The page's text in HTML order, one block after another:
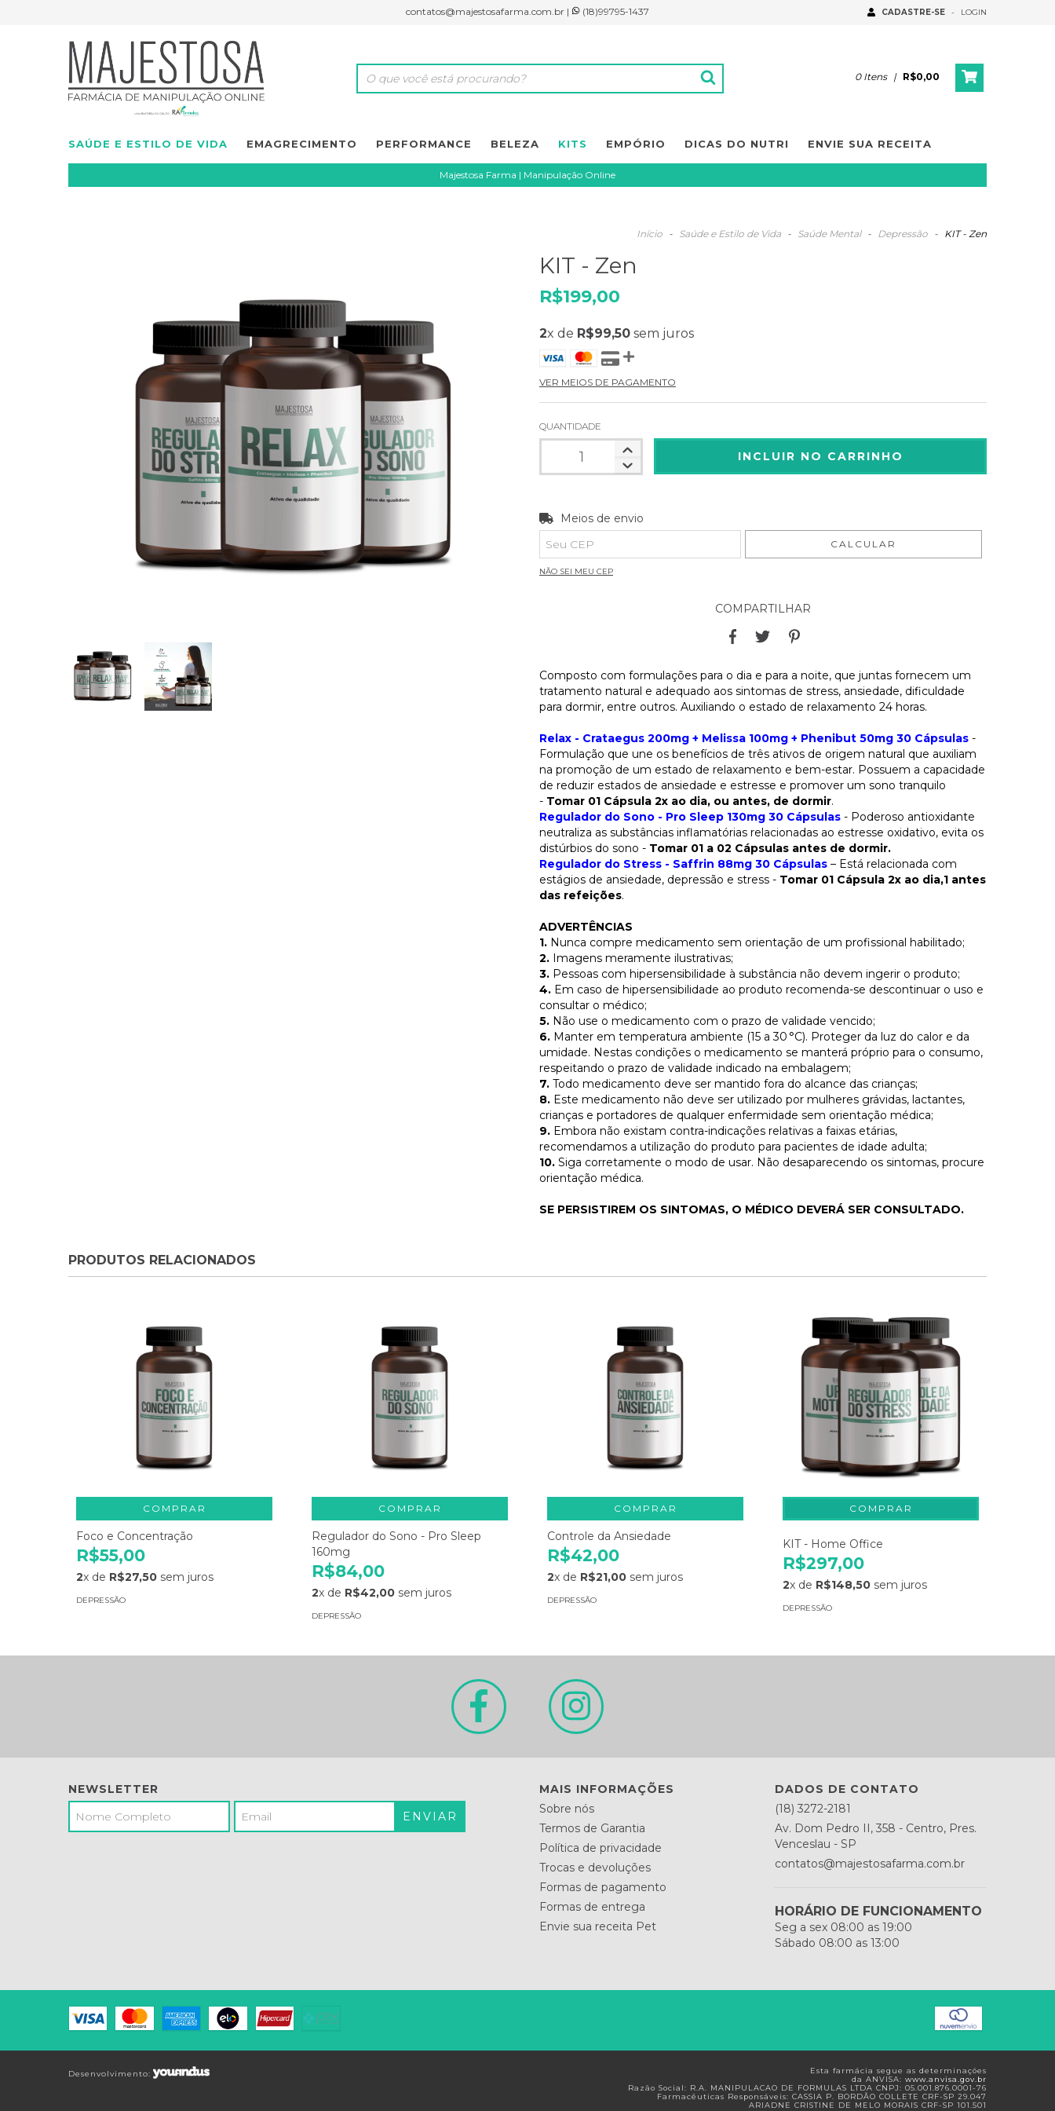
contatos@majestosafarma.com.br | (18)99795-1437 CADASTRE-SE - LOGIN
0 Itens | R$0,00
SAÚDE E ESTILO DE VIDA EMAGRECIMENTO PERFORMANCE BELEZA KITS EMPÓRIO DICAS DO NUTRI ENVIE SUA RECEITA
Majestosa Farma | Manipulação Online
Início - Saúde e Estilo de Vida - Saúde Mental - Depressão - KIT - Zen
KIT - Zen
R$199,00
2x de R$99,50 sem juros
VER MEIOS DE PAGAMENTO
QUANTIDADE
Entregas para o CEP:
Meios de envio
CALCULAR
NÃO SEI MEU CEP
COMPARTILHAR
Composto com formulações para o dia e para a noite, que juntas fornecem um
tratamento natural e adequado aos sintomas de stress, ansiedade, dificuldade
para dormir, entre outros. Auxiliando o estado de relaxamento 24 horas.
Relax - Crataegus 200mg + Melissa 100mg + Phenibut 50mg 30 Cápsulas -
Formulação que une os benefícios de três ativos de origem natural que auxiliam
na promoção de um estado de relaxamento e bem-estar. Possuem a capacidade
de reduzir estados de ansiedade e estresse e promover um sono tranquilo
- Tomar 01 Cápsula 2x ao dia, ou antes, de dormir.
Regulador do Sono - Pro Sleep 130mg 30 Cápsulas - Poderoso antioxidante
neutraliza as substâncias inflamatórias relacionadas ao estresse oxidativo, evita os
distúrbios do sono - Tomar 01 a 02 Cápsulas antes de dormir.
Regulador do Stress - Saffrin 88mg 30 Cápsulas – Está relacionada com
estágios de ansiedade, depressão e stress - Tomar 01 Cápsula 2x ao dia,1 antes
das refeições.
ADVERTÊNCIAS
1. Nunca compre medicamento sem orientação de um profissional habilitado;
2. Imagens meramente ilustrativas;
3. Pessoas com hipersensibilidade à substância não devem ingerir o produto;
4. Em caso de hipersensibilidade ao produto recomenda-se descontinuar o uso e
consultar o médico;
5. Não use o medicamento com o prazo de validade vencido;
6. Manter em temperatura ambiente (15 a 30 °C). Proteger da luz do calor e da
umidade. Nestas condições o medicamento se manterá próprio para o consumo,
respeitando o prazo de validade indicado na embalagem;
7. Todo medicamento deve ser mantido fora do alcance das crianças;
8. Este medicamento não deve ser utilizado por mulheres grávidas, lactantes,
crianças e portadores de qualquer enfermidade sem orientação médica;
9. Embora não existam contra-indicações relativas a faixas etárias,
recomendamos a utilização do produto para pacientes de idade adulta;
10. Siga corretamente o modo de usar. Não desaparecendo os sintomas, procure
orientação médica.
SE PERSISTIREM OS SINTOMAS, O MÉDICO DEVERÁ SER CONSULTADO.
PRODUTOS RELACIONADOS
COMPRAR
Foco e Concentração
R$55,00
2x de R$27,50 sem juros
DEPRESSÃO
COMPRAR
Regulador do Sono - Pro Sleep
160mg
R$84,00
2x de R$42,00 sem juros
DEPRESSÃO
COMPRAR
Controle da Ansiedade
R$42,00
2x de R$21,00 sem juros
DEPRESSÃO
KIT - Home Office
R$297,00
2x de R$148,50 sem juros
DEPRESSÃO
NEWSLETTER
MAIS INFORMAÇÕES
Sobre nós
Termos de Garantia
Política de privacidade
Trocas e devoluções
Formas de pagamento
Formas de entrega
Envie sua receita Pet
DADOS DE CONTATO
(18) 3272-2181
Av. Dom Pedro II, 358 - Centro, Pres.
Venceslau - SP
contatos@majestosafarma.com.br
HORÁRIO DE FUNCIONAMENTO
Seg a sex 08:00 as 19:00
Sábado 08:00 as 13:00
Desenvolvimento:
Esta farmácia segue as determinações
da ANVISA: www.anvisa.gov.br
Razão Social: R.A. MANIPULACAO DE FORMULAS LTDA CNPJ: 05.001.876.0001-76
Farmacêuticas Responsáveis: CASSIA P. BORDÃO COLLETE CRF-SP 29.047
ARIADNE CRISTINE DE MELO MORAIS CRF-SP 101.501